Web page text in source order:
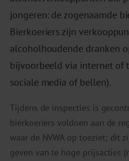
jongeren: de zogenaamde
Bierkoeriers zijn
alcoholhoudende dranken
bijvoorbeeld via internet of
sociale media of bellen).
Tijdens de inspecties is
bierkoeriers voldoen aan de
waar de NVWA op toeziet; dit
geven van te hoge prijsacties